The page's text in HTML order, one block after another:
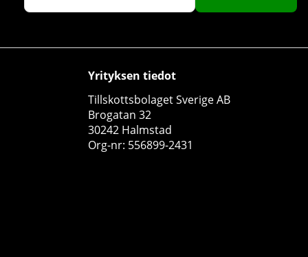
Elit Nutrition EAA + BCAA, 400 g
3
€30.49€35.59
Yrityksen tiedot
Tillskottsbolaget Sverige AB
Brogatan 32
30242 Halmstad
Org-nr: 556899-2431